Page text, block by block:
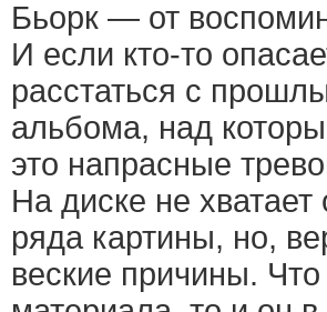
Бьорк — от
И если кто-то
расстаться с
альбома, над
это напрасные
На диске не
ряда картины, но,
веские причины.